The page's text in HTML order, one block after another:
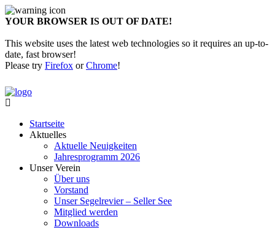
YOUR BROWSER IS OUT OF DATE!
This website uses the latest web technologies so it requires an up-to-
date, fast browser!
Please try Firefox orChrome!
Startseite
Aktuelles
Aktuelle Neuigkeiten
Jahresprogramm 2026
Unser Verein
Über uns
Vorstand
Unser Segelrevier – Seller See
Mitglied werden
Downloads